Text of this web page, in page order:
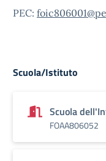
PEC:
Scuola/Istituto
Scuola
FOAA806052